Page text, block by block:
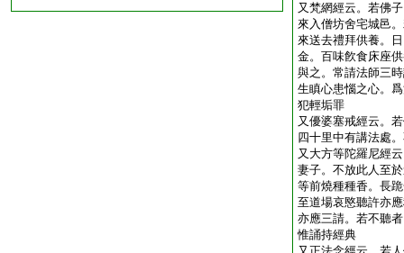
又梵網經云。若佛
來入僧坊舍宅城邑
來送去禮拜供養。
金。百味飮食床座
與之。常請法師三
生瞋心患惱之心。
犯輕垢罪
又優婆塞戒經云。
四十里中有講法處
又大方等陀羅尼經
妻子。不放此人至
等前燒種種香。長
至道場哀愍聽許亦
亦應三請。若不聽
惟誦持經典